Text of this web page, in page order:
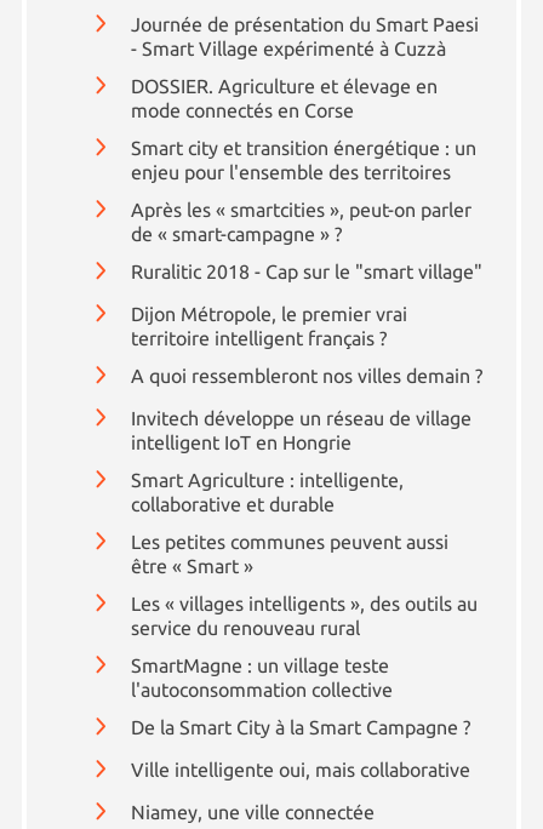
Journée de présentation du Smart Paesi
- Smart Village expérimenté à Cuzzà
DOSSIER. Agriculture et élevage en
mode connectés en Corse
Smart city et transition énergétique : un
enjeu pour l'ensemble des territoires
Après les « smartcities », peut-on parler
de « smart-campagne » ?
Ruralitic 2018 - Cap sur le "smart village"
Dijon Métropole, le premier vrai
territoire intelligent français ?
A quoi ressembleront nos villes demain ?
Invitech développe un réseau de village
intelligent IoT en Hongrie
Smart Agriculture : intelligente,
collaborative et durable
Les petites communes peuvent aussi
être « Smart »
Les « villages intelligents », des outils au
service du renouveau rural
SmartMagne : un village teste
l'autoconsommation collective
De la Smart City à la Smart Campagne ?
Ville intelligente oui, mais collaborative
Niamey, une ville connectée